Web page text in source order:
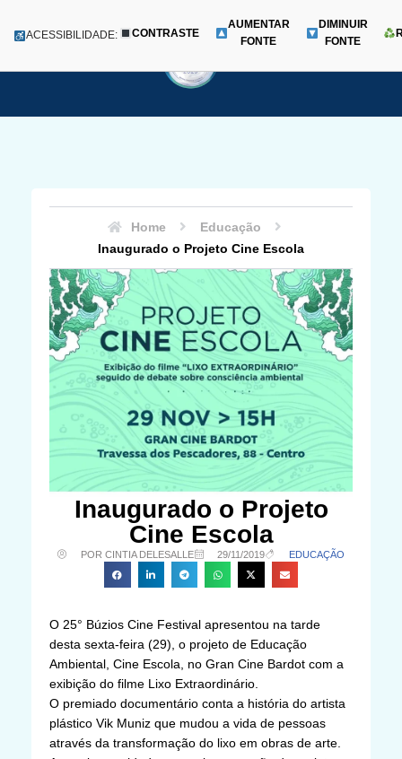
para
Menu
ACESSIBILIDADE: CONTRASTE
AUMENTAR
FONTE
DIMINUIR
FONTE
Home
Educação
Inaugurado o Projeto Cine Escola
Inaugurado o Projeto
Cine Escola
POR CINTIA DELESALLE 29/11/2019 EDUCAÇÃO
O 25° Búzios Cine Festival apresentou na tarde
desta sexta-feira (29), o projeto de Educação
Ambiental, Cine Escola, no Gran Cine Bardot com a
exibição do filme Lixo Extraordinário.
O premiado documentário conta a história do artista
plástico Vik Muniz que mudou a vida de pessoas
através da transformação do lixo em obras de arte.